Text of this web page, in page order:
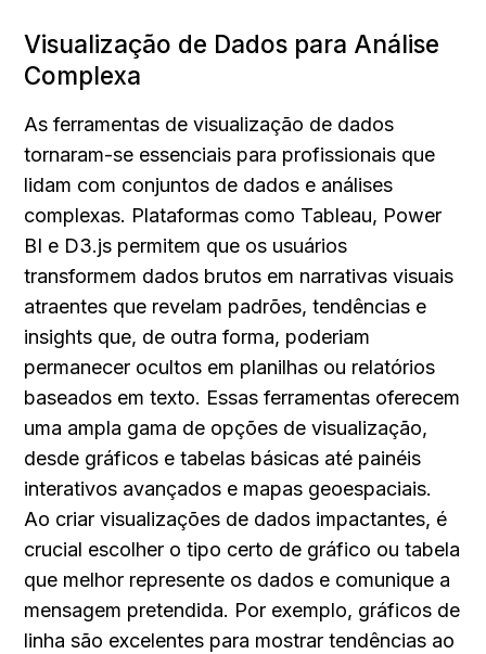
Visualização de Dados para Análise
Complexa
As ferramentas de visualização de dados
tornaram-se essenciais para profissionais que
lidam com conjuntos de dados e análises
complexas. Plataformas como Tableau, Power
BI e D3.js permitem que os usuários
transformem dados brutos em narrativas visuais
atraentes que revelam padrões, tendências e
insights que, de outra forma, poderiam
permanecer ocultos em planilhas ou relatórios
baseados em texto. Essas ferramentas oferecem
uma ampla gama de opções de visualização,
desde gráficos e tabelas básicas até painéis
interativos avançados e mapas geoespaciais.
Ao criar visualizações de dados impactantes, é
crucial escolher o tipo certo de gráfico ou tabela
que melhor represente os dados e comunique a
mensagem pretendida. Por exemplo, gráficos de
linha são excelentes para mostrar tendências ao